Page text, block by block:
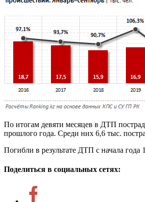
По итогам девяти месяцев в ДТП
прошлого года. Среди них 6,6 тыс.
Погибли в результате ДТП с начала
Поделиться в социальных сетях: